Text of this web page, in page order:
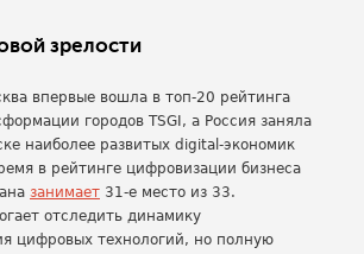
зрелости
впервые вошла в топ-20 рейтинга
городов TSGI, а Россия заняла
наиболее развитых digital-экономик
в рейтинге цифровизации бизнеса
занимает 31-е место из 33.
отследить динамику
цифровых технологий, но полную